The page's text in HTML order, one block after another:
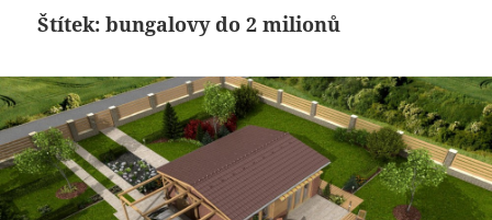
Štítek:bungalovy do 2 milionů